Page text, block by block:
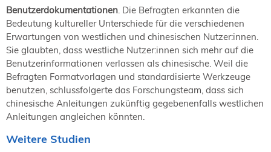
Benutzerdokumentationen . Die Befragten erkannten die
Bedeutung kultureller Unterschiede für die verschiedenen
Erwartungen von westlichen und chinesischen Nutzer:innen.
Sie glaubten, dass westliche Nutzer:innen sich mehr auf die
Benutzerinformationen verlassen als chinesische. Weil die
Befragten Formatvorlagen und standardisierte Werkzeuge
benutzen, schlussfolgerte das Forschungsteam, dass sich
chinesische Anleitungen zukünftig gegebenenfalls westlichen
Anleitungen angleichen könnten.
Weitere Studien